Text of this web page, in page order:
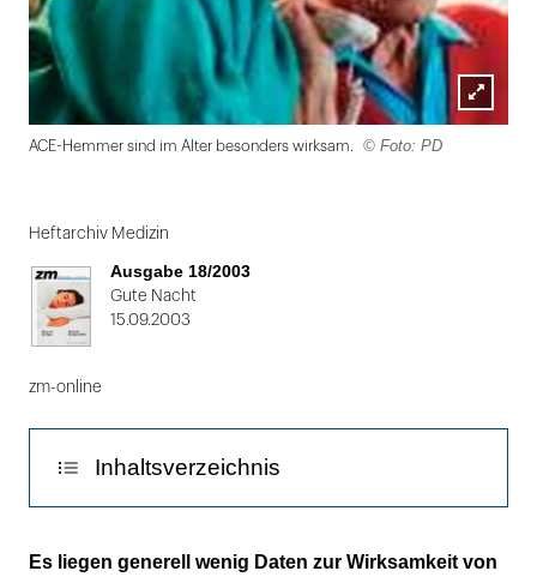
Lightbox
ACE-Hemmer sind im Alter besonders wirksam. © Foto: PD
1
von
Heftarchiv Medizin
Ausgabe 18/2003
Gute Nacht
15.09.2003
zm-online
Inhaltsverzeichnis
Diuretika unterlegen
Es liegen generell wenig Daten zur Wirksamkeit von